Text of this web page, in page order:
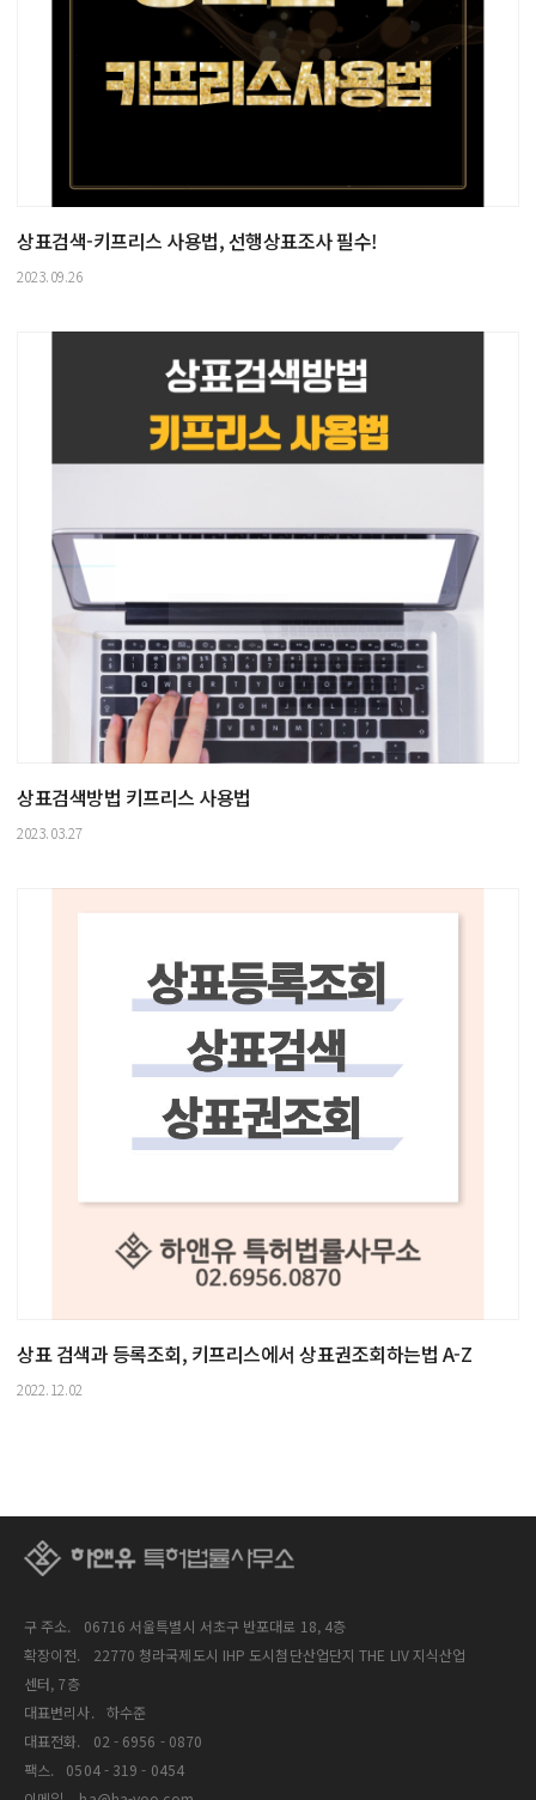
상표검색-키프리스 사용법, 선행상표조사 필수!
2023.09.26
상표검색방법 키프리스 사용법
2023.03.27
상표 검색과 등록조회, 키프리스에서 상표권조회하는법 A-Z
2022.12.02
구 주소.
06716 서울특별시 서초구 반포대로 18, 4층
확장이전.
22770 청라국제도시 IHP 도시첨단산업단지 THE LIV 지식산업
센터, 7층
대표변리사.
하수준
대표전화.
02 - 6956 - 0870
팩스.
0504 - 319 - 0454